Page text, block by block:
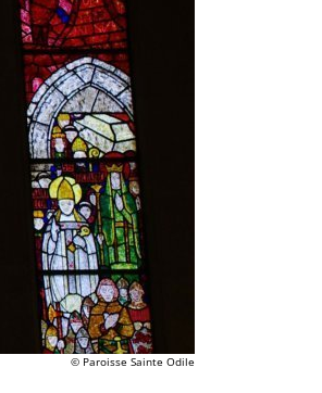
© Paroisse Sainte Odile